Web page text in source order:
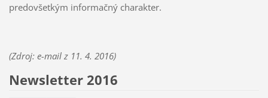
predovšetkým informačný charakter.
(Zdroj: e-mail z 11. 4. 2016)
Newsletter 2016